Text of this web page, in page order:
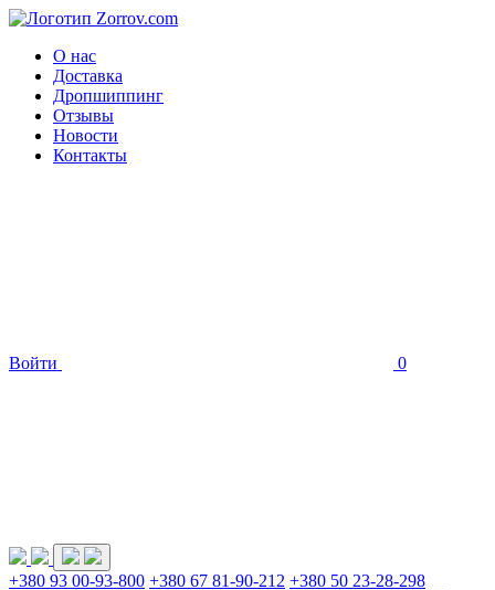
О нас
Доставка
Дропшиппинг
Отзывы
Новости
Контакты
Войти 0
+380 93 00-93-800 +380 67 81-90-212 +380 50 23-28-298